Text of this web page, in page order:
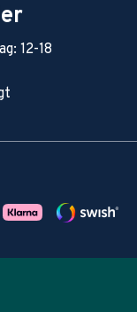
12-18